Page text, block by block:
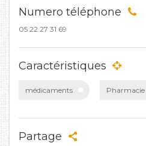
Numero téléphone
05 22 27 31 69
Caractéristiques
médicaments Pharmacie
Partage